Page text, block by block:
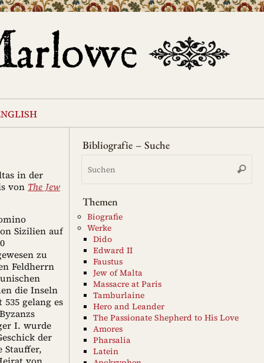
in der
von The Jew
Sizilien auf
zu
Feldherrn
die Inseln
gelang es
I. wurde
der
Stauffer,
Bibliografie – Suche
Themen
Biografie
Werke
Dido
Edward II
Faustus
Jew of Malta
Massacre at Paris
Tamburlaine
Hero and Leander
The Passionate Shepherd to His Love
Amores
Pharsalia
Latein